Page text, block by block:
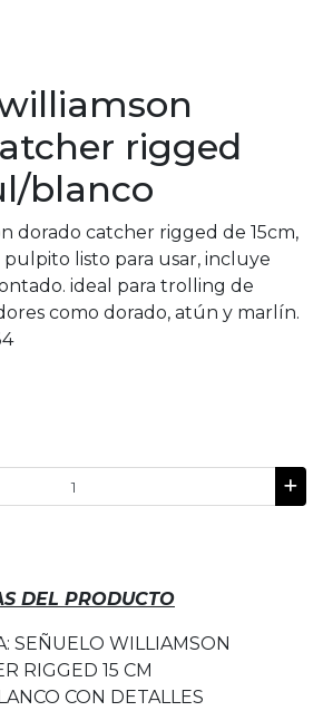
rigged
blanco
dorado catcher rigged de 15cm,
listo para usar, incluye
ideal para trolling de
como dorado, atún y marlín.
DEL PRODUCTO
SEÑUELO WILLIAMSON
RIGGED 15 CM
CON DETALLES